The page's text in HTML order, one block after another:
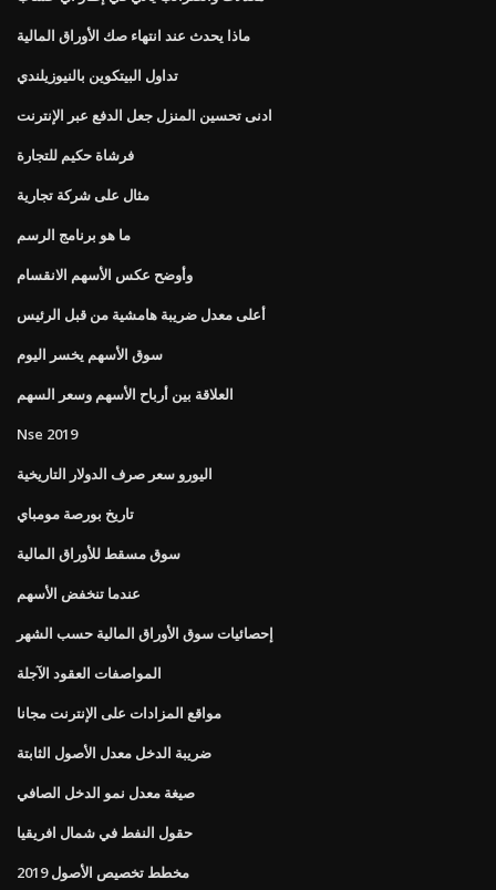
ماذا يحدث عند انتهاء صك الأوراق المالية
تداول البيتكوين بالنيوزيلندي
ادنى تحسين المنزل جعل الدفع عبر الإنترنت
فرشاة حكيم للتجارة
مثال على شركة تجارية
ما هو برنامج الرسم
وأوضح عكس الأسهم الانقسام
أعلى معدل ضريبة هامشية من قبل الرئيس
سوق الأسهم يخسر اليوم
العلاقة بين أرباح الأسهم وسعر السهم
Nse 2019
اليورو سعر صرف الدولار التاريخية
تاريخ بورصة مومباي
سوق مسقط للأوراق المالية
عندما تنخفض الأسهم
إحصائيات سوق الأوراق المالية حسب الشهر
المواصفات العقود الآجلة
مواقع المزادات على الإنترنت مجانا
ضريبة الدخل معدل الأصول الثابتة
صيغة معدل نمو الدخل الصافي
حقول النفط في شمال افريقيا
مخطط تخصيص الأصول 2019